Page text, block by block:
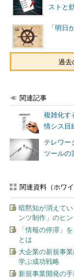
ストと
「明日
過去
関連記事
複雑化す
情シス目
テレワー
ツールの
関連資料（ホワイ
暗黙知が消えて
ンツ制作」のヒン
「情報の停滞」
とは
大企業の新規事
学ぶ成功戦略
新規事業開発の